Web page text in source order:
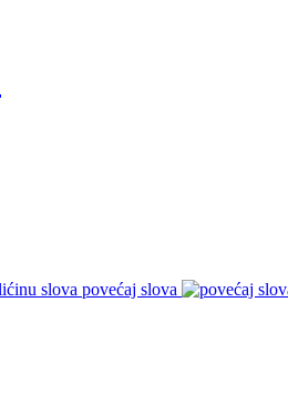
povećaj slova